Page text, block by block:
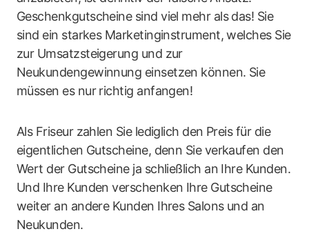
Geschenkgutscheine sind viel mehr als das! Sie
sind ein starkes Marketinginstrument, welches Sie
zur Umsatzsteigerung und zur
Neukundengewinnung einsetzen können. Sie
müssen es nur richtig anfangen!
Als Friseur zahlen Sie lediglich den Preis für die
eigentlichen Gutscheine, denn Sie verkaufen den
Wert der Gutscheine ja schließlich an Ihre Kunden.
Und Ihre Kunden verschenken Ihre Gutscheine
weiter an andere Kunden Ihres Salons und an
Neukunden.